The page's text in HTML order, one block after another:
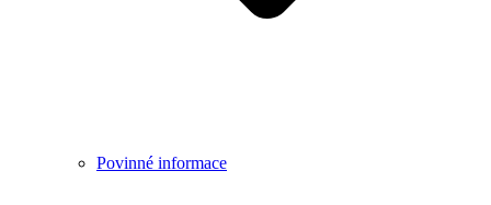
Povinné informace